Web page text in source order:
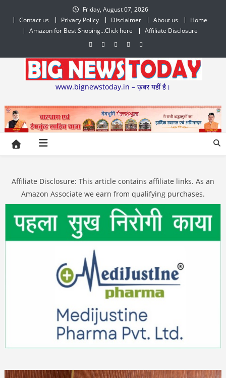
content
Friday, August 07, 2026
Contact us
Privacy Policy Disclaimer About us
Home
Amazon for Best Shoping…Click here
Affiliate Disclosure
www.bignewstoday.in – ख़बर यहीं है।
Affiliate Disclosure: This article contains affiliate links. As an
Amazon Associate we earn from qualifying purchases.